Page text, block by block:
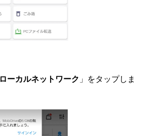
ローカルネットワーク 」をタップしま